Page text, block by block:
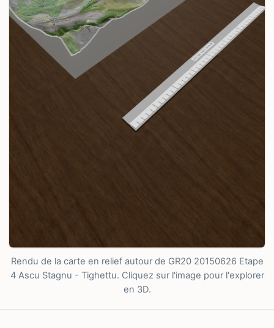
Rendu de la carte en relief autour de GR20 20150626 Etape
4 Ascu Stagnu - Tighettu. Cliquez sur l'image pour l'explorer
en 3D.